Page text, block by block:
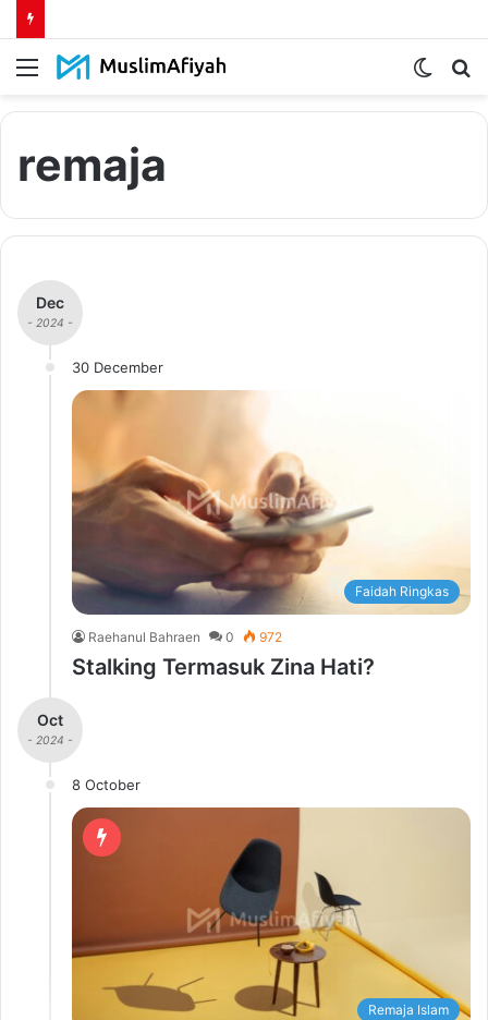
Menu
Switch
remaja
Dec
- 2024 -
30 December
Faidah Ringkas
Raehanul Bahraen 0 972
Stalking Termasuk Zina Hati?
Oct
- 2024 -
8 October
Remaja Islam